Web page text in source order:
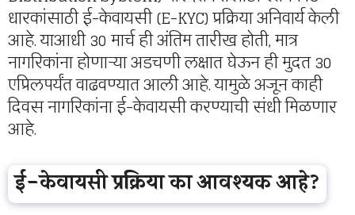
धारकांसाठी ई-केवायसी (E-KYC) प्रक्रिया अनिवार्य केली
आहे. याआधी 30 मार्च ही अंतिम तारीख होती, मात्र
नागरिकांना होणाऱ्या अडचणी लक्षात घेऊन ही मुदत 30
एप्रिलपर्यंत वाढवण्यात आली आहे. यामुळे अजून काही
दिवस नागरिकांना ई-केवायसी करण्याची संधी मिळणार
आहे.
ई-केवायसी प्रक्रिया का आवश्यक आहे?